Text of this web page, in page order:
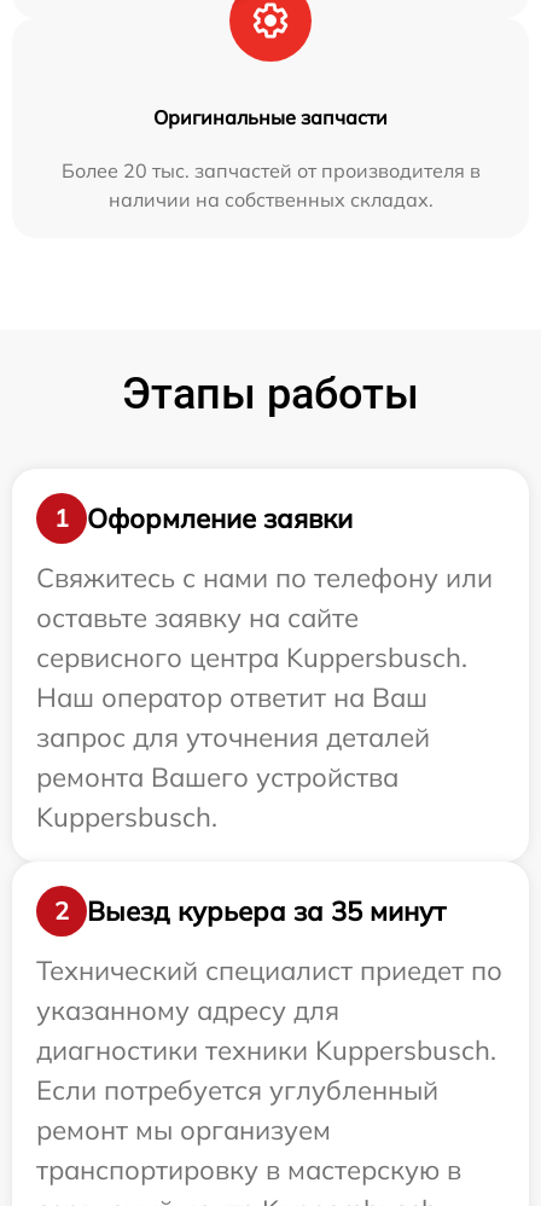
Оригинальные запчасти
Более 20 тыс. запчастей от производителя в
наличии на собственных складах.
Этапы работы
1
Оформление заявки
Свяжитесь с нами по телефону или
оставьте заявку на сайте
сервисного центра Kuppersbusch.
Наш оператор ответит на Ваш
запрос для уточнения деталей
ремонта Вашего устройства
Kuppersbusch.
2
Выезд курьера за 35 минут
Технический специалист приедет по
указанному адресу для
диагностики техники Kuppersbusch.
Если потребуется углубленный
ремонт мы организуем
транспортировку в мастерскую в